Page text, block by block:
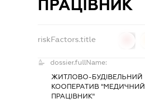
ПРАЦІВНИК
riskFactors.title
dossier.fullName:
ЖИТЛОВО-БУДІВЕЛЬНИЙ
КООПЕРАТИВ "МЕДИЧНИЙ
ПРАЦІВНИК"